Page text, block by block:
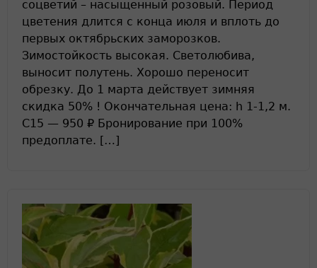
соцветий – насыщенный розовый. Период
цветения длится с конца июля и вплоть до
первых октябрьских заморозков.
Зимостойкость высокая. Светолюбива,
выносит полутень. Хорошо переносит
обрезку. До 1 марта действует зимняя
скидка 50% ! Окончательная цена: h 1-1,2 м.
С15 — 950 ₽ Бронирование при 100%
предоплате. […]